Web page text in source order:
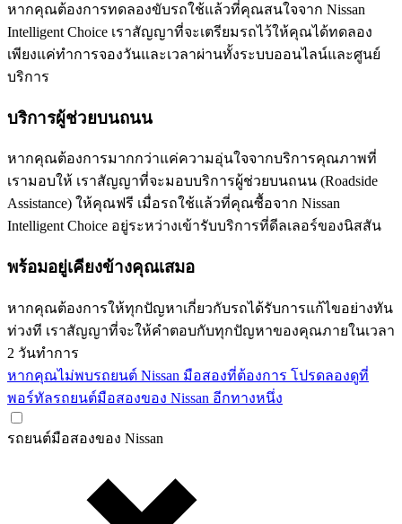
หากคุณต้องการทดลองขับรถใช้แล้วที่คุณสนใจจาก Nissan
Intelligent Choice เราสัญญาที่จะเตรียมรถไว้ให้คุณได้ทดลอง
เพียงแค่ทำการจองวันและเวลาผ่านทั้งระบบออนไลน์และศูนย์
บริการ
บริการผู้ช่วยบนถนน
หากคุณต้องการมากกว่าแค่ความอุ่นใจจากบริการคุณภาพที่
เรามอบให้ เราสัญญาที่จะมอบบริการผู้ช่วยบนถนน (Roadside
Assistance) ให้คุณฟรี เมื่อรถใช้แล้วที่คุณซื้อจาก Nissan
Intelligent Choice อยู่ระหว่างเข้ารับบริการที่ดีลเลอร์ของนิสสัน
พร้อมอยู่เคียงข้างคุณเสมอ
หากคุณต้องการให้ทุกปัญหาเกี่ยวกับรถได้รับการแก้ไขอย่างทัน
ท่วงที เราสัญญาที่จะให้คำตอบกับทุกปัญหาของคุณภายในเวลา
2 วันทำการ
หากคุณไม่พบรถยนต์ Nissan มือสองที่ต้องการ โปรดลองดูที่
พอร์ทัลรถยนต์มือสองของ Nissan อีกทางหนึ่ง
รถยนต์มือสองของ Nissan